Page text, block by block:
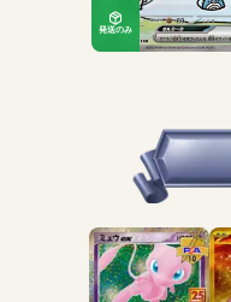
発送のみ